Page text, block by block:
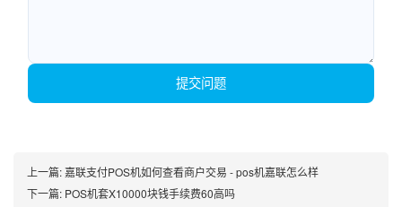
提交问题
上一篇:嘉联支付POS机如何查看商户交易 - pos机嘉联怎么样
下一篇: POS机套X10000块钱手续费60高吗